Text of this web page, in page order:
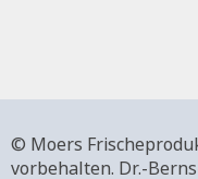
© Moers
vorbehalten. Dr.-